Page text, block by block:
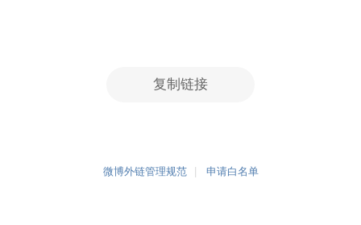
复制链接
微博外链管理规范 申请白名单